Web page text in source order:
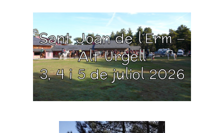
Sant Joan de l’Erm –
Alt Urgell
3, 4 i 5 de juliol 2026